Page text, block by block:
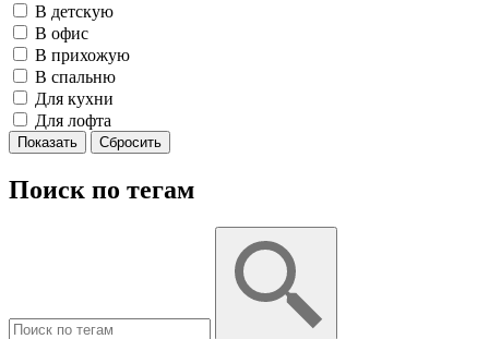
В детскую
В офис
В прихожую
В спальню
Для кухни
Для лофта
Поиск по тегам